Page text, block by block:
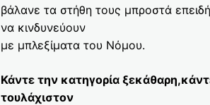
βάλανε τα στήθη τους μπροστά
να κινδυνεύουν
με μπλεξίματα του Νόμου.
Κάντε την κατηγορία
τουλάχιστον